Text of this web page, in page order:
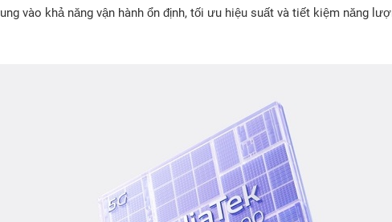
vào khả năng vận hành ổn định, tối ưu hiệu suất và tiết kiệm năng